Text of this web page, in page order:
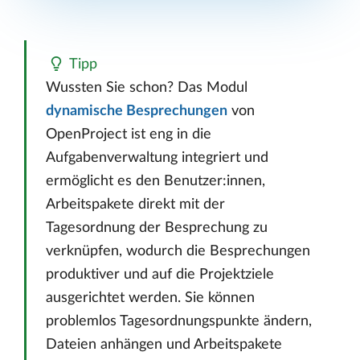
Tipp
Wussten Sie schon? Das Modul
dynamische Besprechungen von
OpenProject ist eng in die
Aufgabenverwaltung integriert und
ermöglicht es den Benutzer:innen,
Arbeitspakete direkt mit der
Tagesordnung der Besprechung zu
verknüpfen, wodurch die Besprechungen
produktiver und auf die Projektziele
ausgerichtet werden. Sie können
problemlos Tagesordnungspunkte ändern,
Dateien anhängen und Arbeitspakete